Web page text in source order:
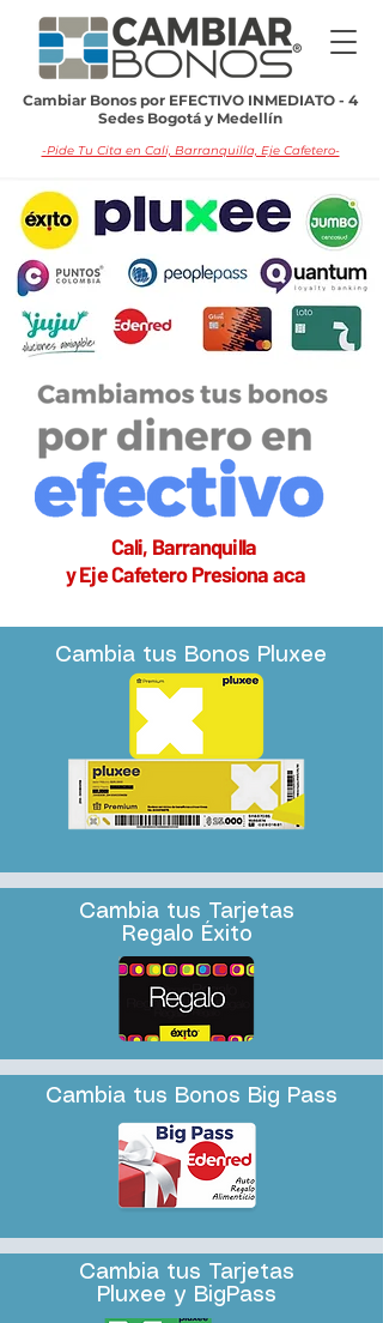
Cambiar Bonos por EFECTIVO INMEDIATO - 4
Sedes Bogotá y Medellín
-Pide Tu Cita en Cali, Barranquilla, Eje Cafetero-
Cali, Barranquilla
y Eje Cafetero Presiona aca
Cambia tus Bonos Pluxee
Cambia tus Tarjetas
Regalo Éxito
Cambia tus Bonos Big Pass
Cambia tus Tarjetas
Pluxee y BigPass